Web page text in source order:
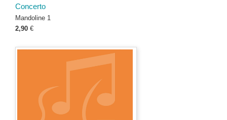
Concerto
Mandoline 1
2,90 €